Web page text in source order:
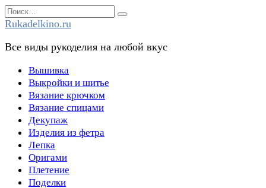
Перейти
к
Search
for:
Rukadelkino.ru
Все виды рукоделия на любой вкус
Вышивка
Выкройки и шитье
Вязание крючком
Вязание спицами
Декупаж
Изделия из фетра
Лепка
Оригами
Плетение
Поделки